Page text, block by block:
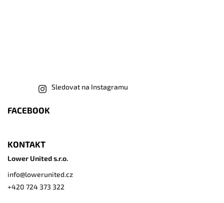
Sledovat na Instagramu
FACEBOOK
KONTAKT
Lower United s.r.o.
info@lowerunited.cz
+420 724 373 322